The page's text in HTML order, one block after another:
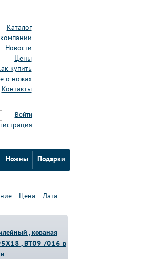
Каталог
Новости
Цены
купить
о ножах
Контакты
Войти
Ножны Подарки
Цена Дата
, кованая
, BT09 /016 в